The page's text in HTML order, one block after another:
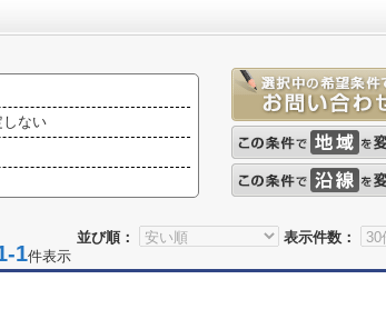
しない
並び順： 表示件数：
1件表示